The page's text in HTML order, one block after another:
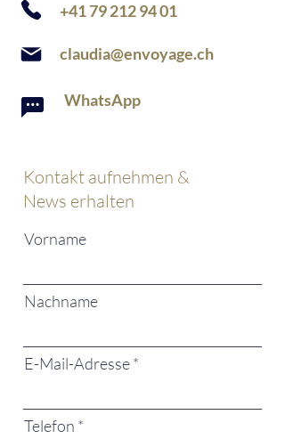
+41 79 212 94 01
claudia@envoyage.ch
WhatsApp
Kontakt aufnehmen &
News erhalten
Vorname
Nachname
E-Mail-Adresse
Telefon